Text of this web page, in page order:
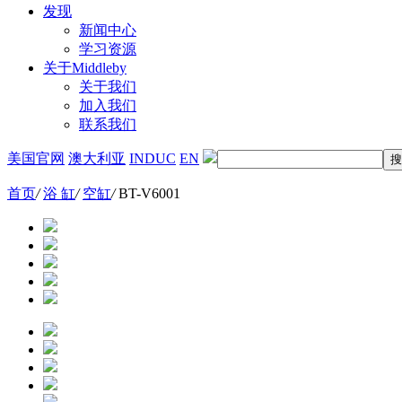
发现
新闻中心
学习资源
关于Middleby
关于我们
加入我们
联系我们
美国官网 澳大利亚 INDUC EN
首页/ 浴 缸/ 空缸/ BT-V6001